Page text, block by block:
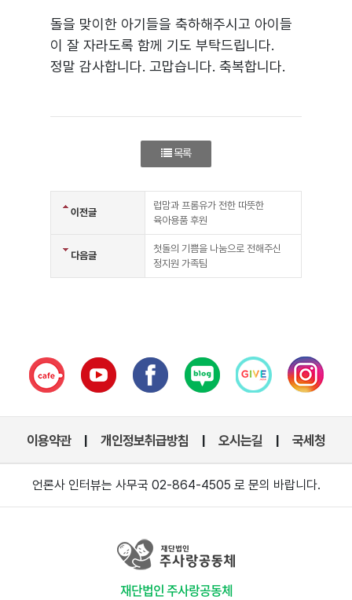
돌을 맞이한 아기들을 축하해주시고 아이들
이 잘 자라도록 함께 기도 부탁드립니다.
정말 감사합니다. 고맙습니다. 축복합니다.
목록
이전글
럽맘과 프롬유가 전한 따뜻한
육아용품 후원
다음글
첫돌의 기쁨을 나눔으로 전해주신
정지원 가족팀
이용약관| 개인정보취급방침 오시는길 국세청
언론사 인터뷰는 사무국 02-864-4505 로 문의 바랍니다.
재단법인 주사랑공동체